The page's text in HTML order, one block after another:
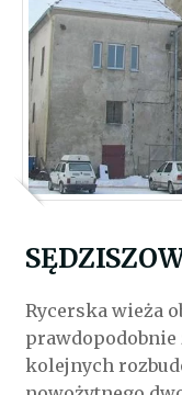
Rycerska wieża
prawdopodobnie
kolejnych